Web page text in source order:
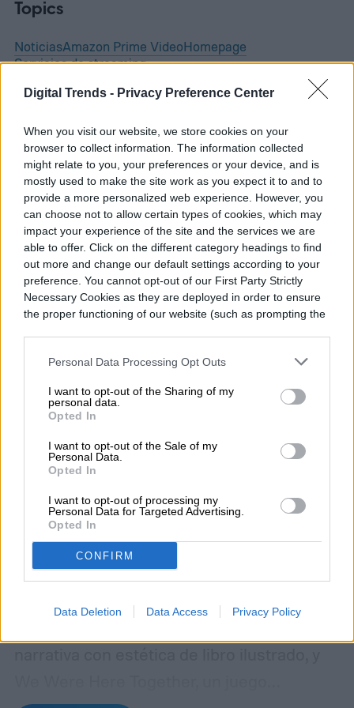
Digital Trends - Privacy Preference Center
When you visit our website, we store cookies on your
browser to collect information. The information collected
might relate to you, your preferences or your device, and is
mostly used to make the site work as you expect it to and to
provide a more personalized web experience. However, you
can choose not to allow certain types of cookies, which may
impact your experience of the site and the services we are
able to offer. Click on the different category headings to find
out more and change our default settings according to your
preference. You cannot opt-out of our First Party Strictly
Necessary Cookies as they are deployed in order to ensure
the proper functioning of our website (such as prompting the
Personal Data Processing Opt Outs
I want to opt-out of the Sharing of my
personal data.
Opted In
I want to opt-out of the Sale of my
Personal Data.
Opted In
I want to opt-out of processing my
Personal Data for Targeted Advertising.
Opted In
CONFIRM
Data Deletion Data Access Privacy Policy
Topics
NoticiasAmazon Prime VideoHomepage
Servicios de streaming
VIDEOJUEGOS
Dos nuevos juegos gratis
en la Epic Games Store
hasta el 13 de agosto
Epic Games Store renovó su promoción
semanal con dos propuestas
independientes que apuntan a públicos